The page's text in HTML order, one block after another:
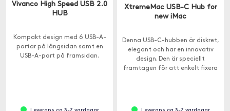
Vivanco High Speed USB 2.0
HUB
Kompakt design med 6 USB-A-
portar på långsidan samt en
USB-A-port på framsidan.
XtremeMac USB-C Hub for
new iMac
Denna USB-C-hubben är diskret,
elegant och har en innovativ
design. Den är speciellt
framtagen för att enkelt fixera